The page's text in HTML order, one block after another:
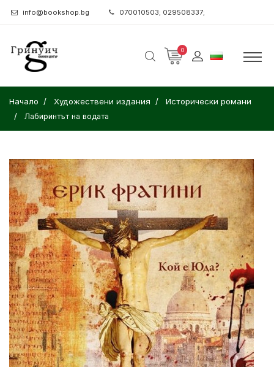
info@bookshop.bg 070010503; 029508337;
0
Начало Художествени издания Исторически романи
Лабиринтът на водата